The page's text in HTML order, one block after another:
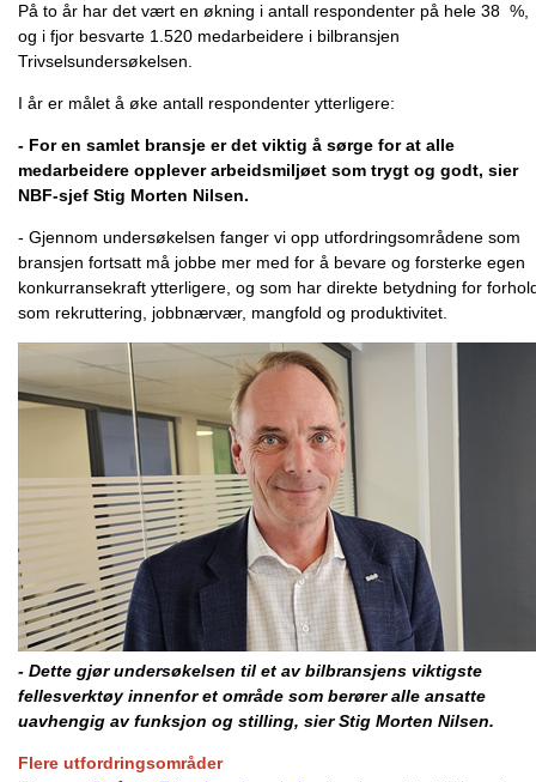
På to år har det vært en økning i antall respondenter på hele 38 %,
og i fjor besvarte 1.520 medarbeidere i bilbransjen
Trivselsundersøkelsen.
I år er målet å øke antall respondenter ytterligere:
- For en samlet bransje er det viktig å sørge for at alle
medarbeidere opplever arbeidsmiljøet som trygt og godt, sier
NBF-sjef Stig Morten Nilsen.
- Gjennom undersøkelsen fanger vi opp utfordringsområdene som
bransjen fortsatt må jobbe mer med for å bevare og forsterke egen
konkurransekraft ytterligere, og som har direkte betydning for
som rekruttering, jobbnærvær, mangfold og produktivitet.
- Dette gjør undersøkelsen til et av bilbransjens viktigste
fellesverktøy innenfor et område som berører alle ansatte
uavhengig av funksjon og stilling, sier Stig Morten Nilsen.
Flere utfordringsområder